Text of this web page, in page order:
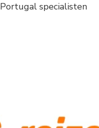
Portugal specialisten